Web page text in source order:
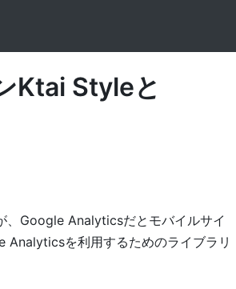
Ktai Styleと
、Google Analyticsだとモバイルサイ
Analyticsを利用するためのライブラリ